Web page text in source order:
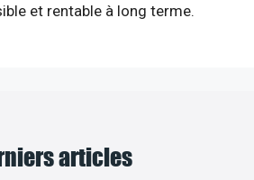
et rentable à long terme.
articles